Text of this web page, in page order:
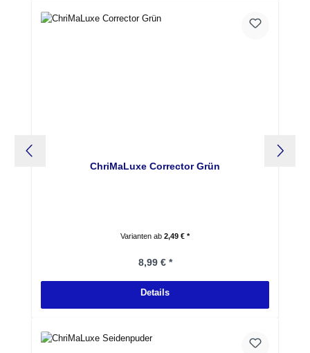
ChriMaLuxe Corrector Grün
Varianten ab 2,49 € *
Regulärer Preis:
8,99 € *
Details